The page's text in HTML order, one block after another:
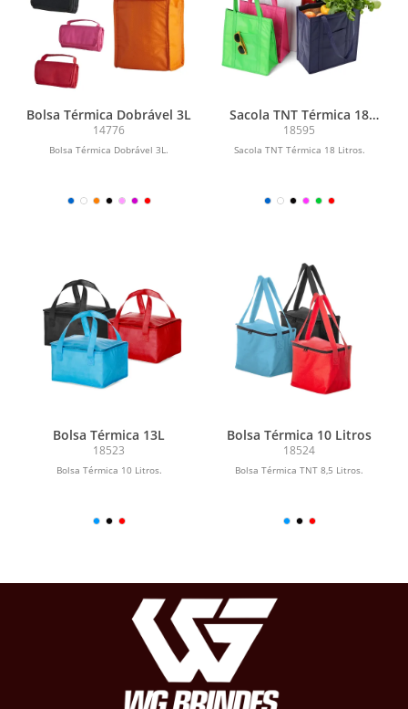
Bolsa Térmica Dobrável 3L
14776
Bolsa Térmica Dobrável 3L.
Sacola TNT Térmica 18
Litros
18595
Sacola TNT Térmica 18 Litros.
Bolsa Térmica 13L
18523
Bolsa Térmica 10 Litros.
Bolsa Térmica 10 Litros
18524
Bolsa Térmica TNT 8,5 Litros.